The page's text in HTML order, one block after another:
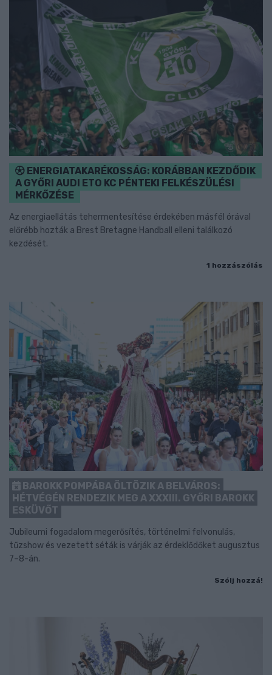
ENERGIATAKARÉKOSSÁG: KORÁBBAN KEZDŐDIK
A GYŐRI AUDI ETO KC PÉNTEKI FELKÉSZÜLÉSI
MÉRKŐZÉSE
Az energiaellátás tehermentesítése érdekében másfél órával
előrébb hozták a Brest Bretagne Handball elleni találkozó
kezdését.
1 hozzászólás
BAROKK POMPÁBA ÖLTÖZIK A BELVÁROS:
HÉTVÉGÉN RENDEZIK MEG A XXXIII. GYŐRI BAROKK
ESKÜVŐT
Jubileumi fogadalom megerősítés, történelmi felvonulás,
tűzshow és vezetett séták is várják az érdeklődőket augusztus
7–8-án.
Szólj hozzá!